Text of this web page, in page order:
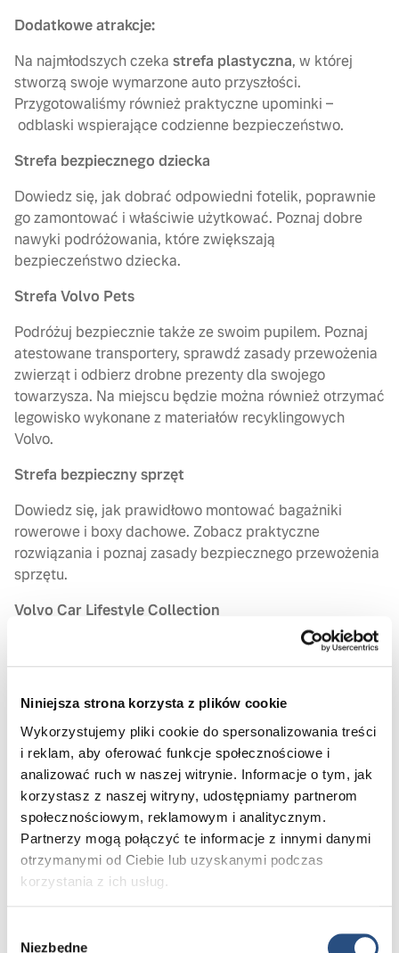
Niniejsza strona korzysta z plików cookie
Wykorzystujemy pliki cookie do spersonalizowania treści
i reklam, aby oferować funkcje społecznościowe i
analizować ruch w naszej witrynie. Informacje o tym, jak
korzystasz z naszej witryny, udostępniamy partnerom
społecznościowym, reklamowym i analitycznym.
Partnerzy mogą połączyć te informacje z innymi danymi
otrzymanymi od Ciebie lub uzyskanymi podczas
korzystania z ich usług.
Niezbędne
Dodatkowe atrakcje:
Na najmłodszych czeka strefa plastyczna, w której
stworzą swoje wymarzone auto przyszłości.
Przygotowaliśmy również praktyczne upominki –
odblaski wspierające codzienne bezpieczeństwo.
Strefa bezpiecznego dziecka
Dowiedz się, jak dobrać odpowiedni fotelik, poprawnie
go zamontować i właściwie użytkować. Poznaj dobre
nawyki podróżowania, które zwiększają
bezpieczeństwo dziecka.
Strefa Volvo Pets
Podróżuj bezpiecznie także ze swoim pupilem. Poznaj
atestowane transportery, sprawdź zasady przewożenia
zwierząt i odbierz drobne prezenty dla swojego
towarzysza. Na miejscu będzie można również otrzymać
legowisko wykonane z materiałów recyklingowych
Volvo.
Strefa bezpieczny sprzęt
Dowiedz się, jak prawidłowo montować bagażniki
rowerowe i boxy dachowe. Zobacz praktyczne
rozwiązania i poznaj zasady bezpiecznego przewożenia
sprzętu.
Volvo Car Lifestyle Collection
Odkryj kolekcję Volvo for Life – odzież, akcesoria
i gadżety inspirowane ideą bezpieczeństwa
Harmonogram wydarzenia
📅 26.06.2026 | PIĄTEK
14:00 – 19:00 | Animatorki dla dzieci: Animacje dla
dzieci (modelowanie balonów, bańki mydlane, tatuaże
brokatowe, kolorowe warkoczyki, malowanie twarzy)
14:00 – 14:30 | Prowadzący (Dawid Korszeń): Powitanie
gości, Opowiedzenie o strefie, Briefing prasowy
14:30 – 14:45 | Prowadzący: Prowadzący porusza się